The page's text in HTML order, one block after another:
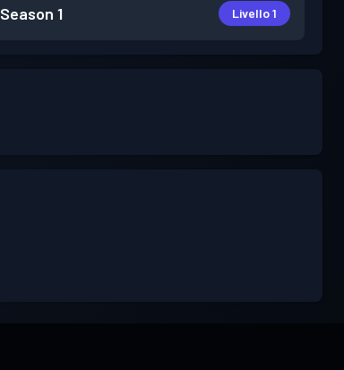
Season 1 Livello 1